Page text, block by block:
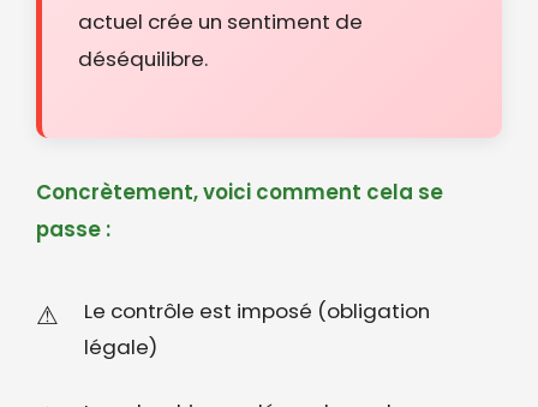
actuel crée un sentiment de
déséquilibre.
Concrètement, voici comment cela se
passe :
Le contrôle est imposé (obligation
légale)